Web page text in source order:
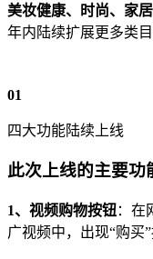
美妆健康、时尚、家
年内陆续扩展更多类目
01
四大功能陆续上线
此次上线的主要功
1、 视频购物按钮：在
广视频中，出现“购买”